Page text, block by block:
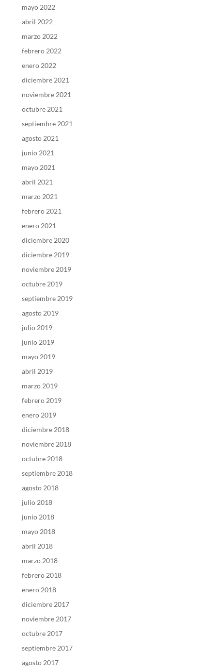
mayo 2022
abril 2022
marzo 2022
febrero 2022
enero 2022
diciembre 2021
noviembre 2021
octubre 2021
septiembre 2021
agosto 2021
junio 2021
mayo 2021
abril 2021
marzo 2021
febrero 2021
enero 2021
diciembre 2020
diciembre 2019
noviembre 2019
octubre 2019
septiembre 2019
agosto 2019
julio 2019
junio 2019
mayo 2019
abril 2019
marzo 2019
febrero 2019
enero 2019
diciembre 2018
noviembre 2018
octubre 2018
septiembre 2018
agosto 2018
julio 2018
junio 2018
mayo 2018
abril 2018
marzo 2018
febrero 2018
enero 2018
diciembre 2017
noviembre 2017
octubre 2017
septiembre 2017
agosto 2017